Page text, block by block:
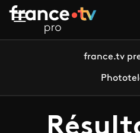
Aller au contenu principal
france.tv